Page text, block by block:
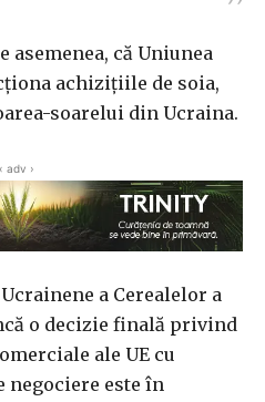
asemenea, că Uniunea
achizițiile de soia,
soarelui din Ucraina.
‹ adv ›
a Cerealelor a
o decizie finală privind
ale UE cu
negociere este în